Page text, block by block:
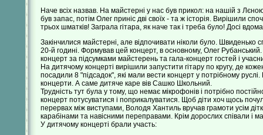
Наче всіх назвав. На майстерні у нас був прикол: на нашій з
був запас, потім Олег приніс дві своїх - та ж історія. Вирішили
трьох шматків! Заграла гітара, як наче так і треба було! Досі
Закінчилися майстерні, але відпочивати ніколи було.
20-й годині. Формував цей концерт, в основному, Олег
концерт за підсумками майстерень та гала-концерт гостей і
На дитячому концерті вирішили запустити гітару по кругу, де
посадили 8 "підсадок", які мали вести концерт у потрібному
концерти. А саме дитяче каре вів Сашко Школьний.
Трудність тут була у тому, що немає мікрофонів і потрібно
концерт потусуватися і поприкалуватися. Щоб діти хоч щось
перервах між виступами, Володя Хантиль вручав грамоти усім
карабінами та навісними переправами. Крім дорослих співали і
У дитячому концерті брали участь: